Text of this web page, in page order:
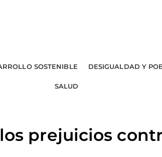
SOSTENIBLE DESIGUALDAD Y
SALUD
prejuicios